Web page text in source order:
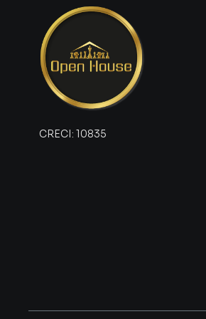
rápido. Contamos
atendimento
CRECI: 10835